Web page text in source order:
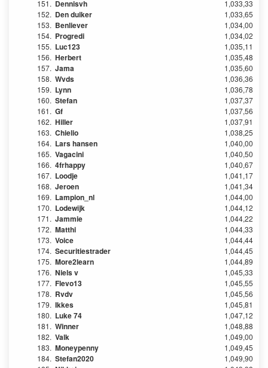
151. Dennisvh
1,033,33
152. Den duiker
1,033,65
153. Benliever
1,034,00
154. Progredi
1,034,02
155. Luc123
1,035,11
156. Herbert
1,035,48
157. Jama
1,035,60
158. Wvds
1,036,36
159. Lynn
1,036,78
160. Stefan
1,037,37
161. Gf
1,037,56
162. Hiller
1,037,91
163. Chielio
1,038,25
164. Lars hansen
1,040,00
165. Vagacini
1,040,50
166. 4frhappy
1,040,67
167. Loodje
1,041,17
168. Jeroen
1,041,34
169. Lampion_nl
1,044,00
170. Lodewijk
1,044,12
171. Jammie
1,044,22
172. Matthi
1,044,33
173. Voice
1,044,44
174. Securitiestrader
1,044,45
175. More2learn
1,044,89
176. Niels v
1,045,33
177. Flevo13
1,045,55
178. Rvdv
1,045,56
179. Ikkes
1,045,81
180. Luke 74
1,047,12
181. Winner
1,048,88
182. Valk
1,049,00
183. Moneypenny
1,049,45
184. Stefan2020
1,049,90